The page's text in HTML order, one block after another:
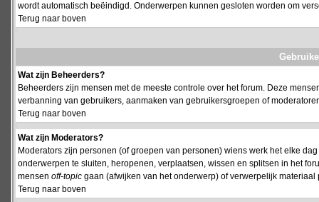
wordt automatisch beëindigd. Onderwerpen kunnen gesloten worden om
Terug naar boven
Wat zijn Beheerders?
Beheerders zijn mensen met de meeste controle over het forum. Deze
verbanning van gebruikers, aanmaken van gebruikersgroepen of
Terug naar boven
Wat zijn Moderators?
Moderators zijn personen (of groepen van personen) wiens werk het elke
onderwerpen te sluiten, heropenen, verplaatsen, wissen en splitsen in het
mensen off-topic gaan (afwijken van het onderwerp) of verwerpelijk materiaal
Terug naar boven